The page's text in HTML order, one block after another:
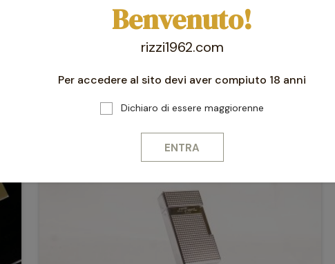
Benvenuto!
rizzi1962.com
Per accedere al sito devi aver compiuto 18 anni
Dichiaro di essere maggiorenne
ENTRA